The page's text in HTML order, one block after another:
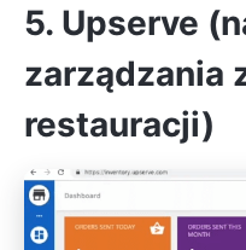
5. Upserve
zarządzania
restauracji)